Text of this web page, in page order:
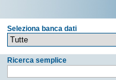
Seleziona banca dati
Ricerca semplice